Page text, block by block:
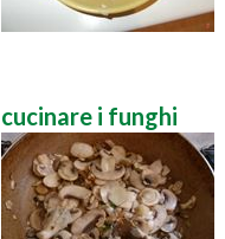
cucinare i funghi